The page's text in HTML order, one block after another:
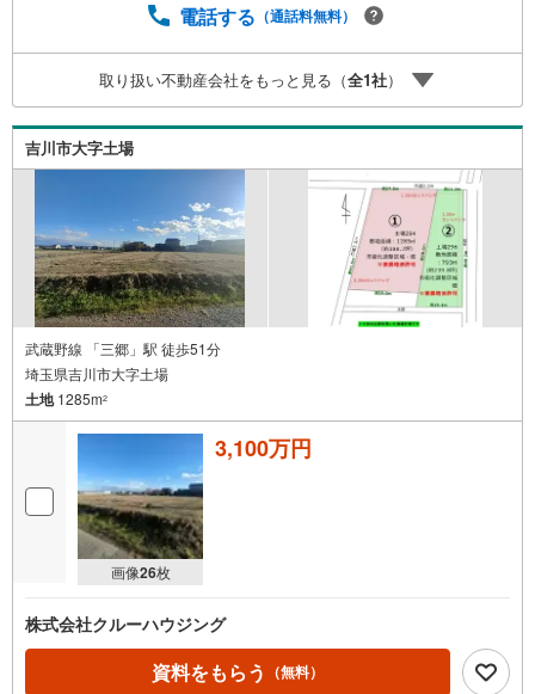
電話する （通話料無料）
取り扱い不動産会社をもっと見る（全1社）
吉川市大字土場
武蔵野線 「三郷」駅 徒歩51分
埼玉県吉川市大字土場
土地1285m2
画像26枚
3,100万円
株式会社クルーハウジング
資料をもらう （無料）